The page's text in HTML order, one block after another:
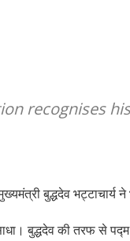
recognises
बुद्धदेव भट्टाचार्य
बुद्धदेव की तरफ से